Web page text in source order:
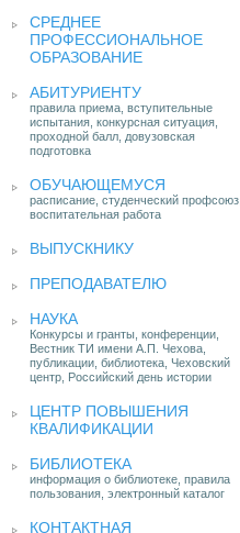
СРЕДНЕЕ
ПРОФЕССИОНАЛЬНОЕ
ОБРАЗОВАНИЕ
АБИТУРИЕНТУ
правила приема, вступительные
испытания, конкурсная ситуация,
проходной балл, довузовская
подготовка
ОБУЧАЮЩЕМУСЯ
расписание, студенческий профсоюз,
воспитательная работа
ВЫПУСКНИКУ
ПРЕПОДАВАТЕЛЮ
НАУКА
Конкурсы и гранты, конференции,
Вестник ТИ имени А.П. Чехова,
публикации, библиотека, Чеховский
центр, Российский день истории
ЦЕНТР ПОВЫШЕНИЯ
КВАЛИФИКАЦИИ
БИБЛИОТЕКА
информация о библиотеке, правила
пользования, электронный каталог
КОНТАКТНАЯ